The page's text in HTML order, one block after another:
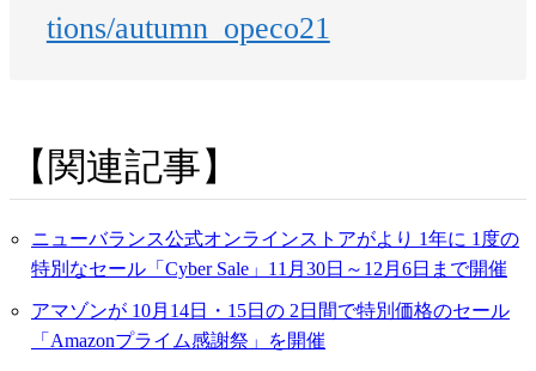
tions/autumn_opeco21
関連記事
ニューバランス公式オンラインストアがより 1年に 1度の
特別なセール「Cyber Sale」11月30日～12月6日まで開催
アマゾンが 10月14日・15日の 2日間で特別価格のセール
「Amazonプライム感謝祭」を開催